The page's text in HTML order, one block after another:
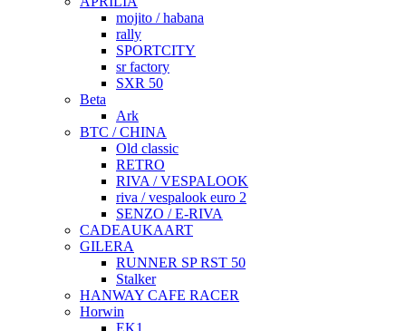
mojito / habana
rally
SPORTCITY
sr factory
SXR 50
Beta
Ark
BTC / CHINA
Old classic
RETRO
RIVA / VESPALOOK
riva / vespalook euro 2
SENZO / E-RIVA
CADEAUKAART
GILERA
RUNNER SP RST 50
Stalker
HANWAY CAFE RACER
Horwin